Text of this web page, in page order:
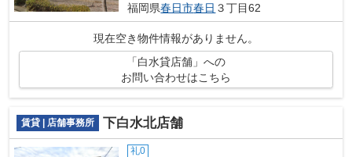
福岡県春日市春日 ３丁目62
現在空き物件情報がありません。
「白水貸店舗」への
お問い合わせはこちら
賃貸 | 店舗事務所 下白水北店舗
礼0